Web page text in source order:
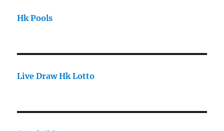
Hk Pools
Live Draw Hk Lotto